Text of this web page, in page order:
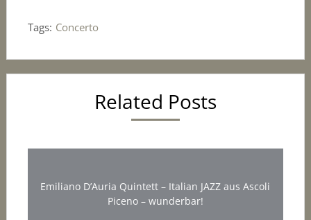
Tags: Concerto
Related Posts
Emiliano D’Auria Quintett – Italian JAZZ aus Ascoli
Piceno – wunderbar!